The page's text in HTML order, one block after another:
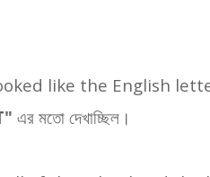
like the English
এর মতো দেখাচ্ছিল।